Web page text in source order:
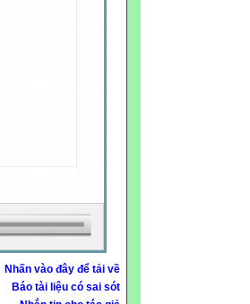
Nhấn vào đây để tải về
Báo tài liệu có sai sót